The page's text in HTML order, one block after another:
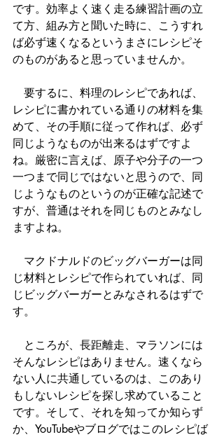
です。効率よく速く走る練習計画の立
て方、組み方と聞いた時に、こうすれ
ば必ず速くなるというまさにレシピそ
のものがあると思っていませんか。
要するに、料理のレシピであれば、
レシピに書かれている通りの材料を集
めて、その手順に従って作れば、必ず
同じようなものが出来るはずですよ
ね。厳密に言えば、原子や分子の一つ
一つまで同じではないと思うので、同
じようなものというのが正確な記述で
すが、普通はそれを同じものとみなし
ますよね。
マクドナルドのビッグバーガーは同
じ材料とレシピで作られていれば、同
じビッグバーガーとみなされるはずで
す。
ところが、長距離走、マラソンには
そんなレシピはありません。速くなら
ない人に共通しているのは、このあり
もしないレシピを探し求めていること
です。そして、それを知ってか知らず
か、YouTubeやブログではこのレシピば